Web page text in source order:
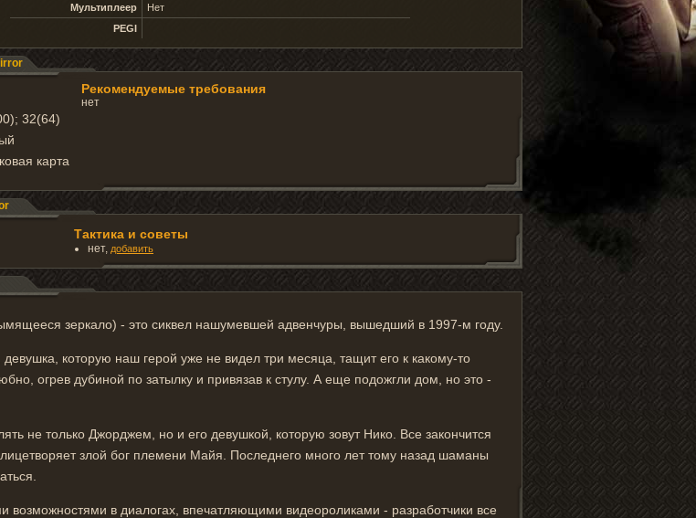
Мультиплеер
Нет
PEGI
32(64)
карта
Рекомендуемые требования
нет
Тактика и советы
нет, добавить
зеркало) - это сиквел нашумевшей адвенчуры, вышедший в 1997-м году.
которую наш герой уже не видел три месяца, тащит его к какому-то
огрев дубиной по затылку и привязав к стулу. А еще подожгли дом, но это -
не только Джорджем, но и его девушкой, которую зовут Нико. Все закончится
злой бог племени Майя. Последнего много лет тому назад шаманы
возможностями в диалогах, впечатляющими видеороликами - разработчики все